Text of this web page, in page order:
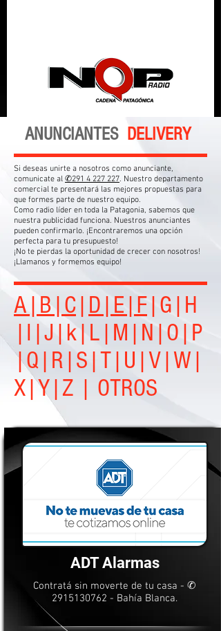
ANUNCIANTES| DELIVERY
Si deseas unirte a nosotros como anunciante,
comunicate al ✆291 4 227 227. Nuestro departamento
comercial te presentará las mejores propuestas para
que formes parte de nuestro equipo.
Como radio líder en toda la Patagonia, sabemos que
nuestra publicidad funciona. Nuestros anunciantes
pueden confirmarlo. ¡Encontraremos una opción
perfecta para tu presupuesto!
¡No te pierdas la oportunidad de crecer con nosotros!
¡Llamanos y formemos equipo!
A|B|C| D|E|F|G|H
|I|J|k|L|M|N|O| P
|Q|R|S|T|U|V|W|
X|Y|Z | OTROS
ADT Alarmas
Contratá sin moverte de tu casa - ✆
2915130762 - Bahía Blanca.